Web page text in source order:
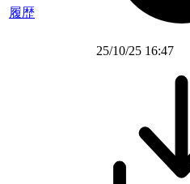
履歴
25/10/25 16:47